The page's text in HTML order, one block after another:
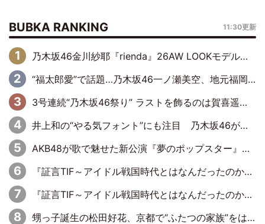
BUBKA RANKING 11:30更新
乃木坂46金川紗耶『rienda』26AW LOOKモデルに就任
“福太郎愛”で話題…乃木坂46一ノ瀬美空、地元福岡『めんべい25周年トップサポーター』に就任
3号連続“乃木坂46祭り” ラストを飾るのは賀喜遥香…5年ぶりの登場に「5年分大人になった私を見ていただけたら」
井上和の“やる気フォント”にも注目 乃木坂46が挑んだ書道パフォーマンスの舞台裏
AKB48が歌で魅せた新公演『夢のポップスター』 初日から全身全霊のステージ
『証言TIF～アイドル戦国時代とはなんだったのか～』第6回：でんぱ組.inc・古川未鈴×相沢梨紗「『ハロプロやりたかったな』って言ったら、夢眠ねむさんに『てめえはでんぱ組．incなんだよ！』って肩パンされて(笑)」
『証言TIF～アイドル戦国時代とはなんだったのか～』第11回：私立恵比寿中学・真山りか×安本彩花「TIFで10年ぶりのキョンシーメイクをしたら、場を完全に引かせてしまって。時代が変わったんだなって」
甥っ子誕生の松田好花、京都で“ふたつの家族”をはしご！ “母”黒谷友香に見送られ、“父”松岡昌宏とはハシゴ酒